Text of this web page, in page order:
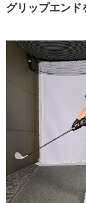
グリップエンド